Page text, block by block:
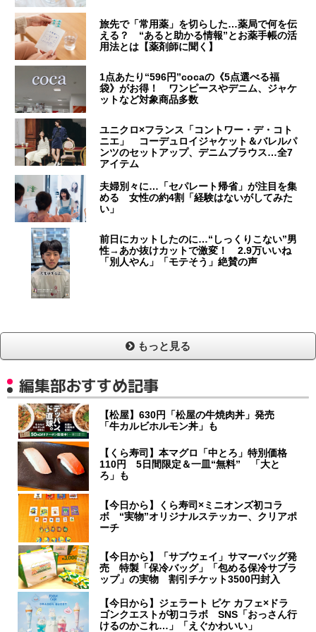
旅先で「常用薬」を切らした…薬局で何を伝
える？ “あると助かる情報”とお薬手帳の活
用法とは【薬剤師に聞く】
1点あたり“596円”cocaの《5点選べる福
袋》がお得！ ワンピースやデニム、ジャケ
ットなど対象商品多数
ユニクロ×フランス「コントワー・デ・コト
ニエ」 コーデュロイジャケット＆バレルパ
ンツのセットアップ、デニムブラウス…全7
アイテム
夫婦別々に…「セパレート帰省」が注目を集
める 女性の約4割「経験はないがしてみた
い」
前日にカットしたのに…“しっくりこない”男
性→あか抜けカットで激変！ 2.9万いいね
「別人やん」「モテそう」絶賛の声
もっと見る
編集部おすすめ記事
【松屋】630円「松屋の牛焼肉丼」発売
「牛カルビホルモン丼」も
【くら寿司】本マグロ「中とろ」特別価格
110円 5日間限定＆一皿“無料” 「大と
ろ」も
【今日から】くら寿司×ミニオンズ初コラ
ボ “実物”オリジナルステッカー、クリアポ
ーチ
【今日から】「サブウェイ」サマーバッグ発
売 特製「保冷バッグ」「包める保冷サブラ
ップ」の実物 割引チケット3500円封入
【今日から】ジェラート ピケ カフェ×ドラ
ゴンクエストが初コラボ SNS「おっさん行
けるのかこれ…」「えぐかわいい」